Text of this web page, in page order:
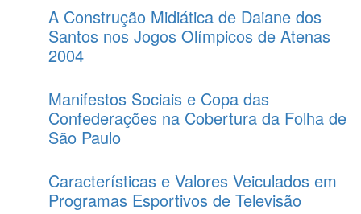
A Construção Midiática de Daiane dos
Santos nos Jogos Olímpicos de Atenas
2004
Manifestos Sociais e Copa das
Confederações na Cobertura da Folha de
São Paulo
Características e Valores Veiculados em
Programas Esportivos de Televisão